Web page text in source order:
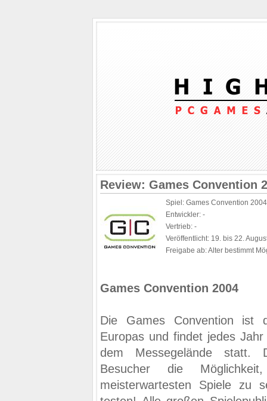
Review: Games
Spiel: Games Convention 2004
Entwickler: -
Vertrieb: -
Veröffentlicht: 19. bis 22.
Freigabe ab: Alter bestimmt
Games Convention 2004
Die Games Convention ist
Europas und findet jedes
dem Messegelände statt.
Besucher die
meisterwartesten Spiele zu